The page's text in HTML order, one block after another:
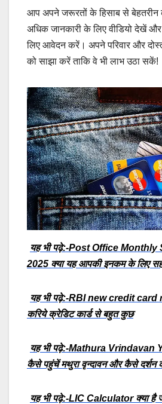
आप अपने जरूरतों के हिसाब से बेहतरीन
अधिक जानकारी के लिए वीडियो देखें
लिए आवेदन करें। अपने परिवार और
को साझा करें ताकि वे भी लाभ उठा सकें!
यह भी पढ़े:-Post Office Monthly
2025 क्या यह आपकी इनकम के लिए
यह भी पढ़े:-RBI new credit card
करिये क्रेडिट कार्ड से बहुत कुछ
यह भी पढ़े:-Mathura Vrindavan
कैसे पहुंचें मथुरा वृन्दावन और कैसे दर्शन
यह भी पढ़े:-LIC Calculator क्या है